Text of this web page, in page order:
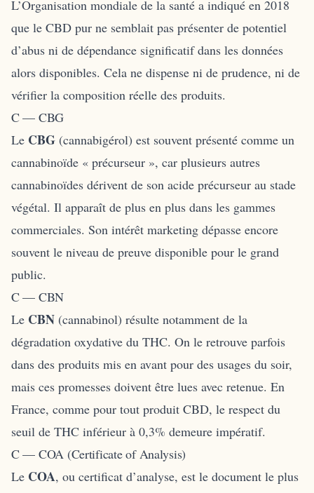
L’Organisation mondiale de la santé a indiqué en 2018
que le CBD pur ne semblait pas présenter de potentiel
d’abus ni de dépendance significatif dans les données
alors disponibles. Cela ne dispense ni de prudence, ni de
vérifier la composition réelle des produits.
C — CBG
Le CBG (cannabigérol) est souvent présenté comme un
cannabinoïde « précurseur », car plusieurs autres
cannabinoïdes dérivent de son acide précurseur au stade
végétal. Il apparaît de plus en plus dans les gammes
commerciales. Son intérêt marketing dépasse encore
souvent le niveau de preuve disponible pour le grand
public.
C — CBN
Le CBN (cannabinol) résulte notamment de la
dégradation oxydative du THC. On le retrouve parfois
dans des produits mis en avant pour des usages du soir,
mais ces promesses doivent être lues avec retenue. En
France, comme pour tout produit CBD, le respect du
seuil de THC inférieur à 0,3% demeure impératif.
C — COA (Certificate of Analysis)
Le COA, ou certificat d’analyse, est le document le plus